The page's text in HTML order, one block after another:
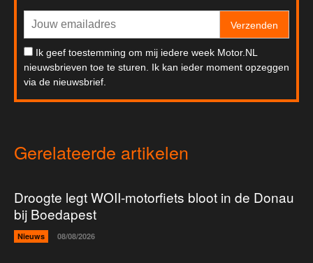
Verzenden
Ik geef toestemming om mij iedere week Motor.NL
nieuwsbrieven toe te sturen. Ik kan ieder moment opzeggen
via de nieuwsbrief.
Gerelateerde artikelen
Droogte legt WOII-motorfiets bloot in de Donau
bij Boedapest
Nieuws 08/08/2026